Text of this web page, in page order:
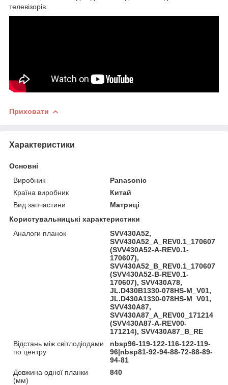
телевізорів.
Приховати
Характеристики
Основні
Виробник
Panasonic
Країна виробник
Китай
Вид запчастини
Матриці
Користувальницькі характеристики
Аналоги планок
SVV430A52,
SVV430A52_A_REV0.1_170607
(SVV430A52-A-REV0.1-
170607),
SVV430A52_B_REV0.1_170607
(SVV430A52-B-REV0.1-
170607), SVV430A78,
JL.D430B1330-078HS-M_V01,
JL.D430A1330-078HS-M_V01,
SVV430A87,
SVV430A87_A_REV00_171214
(SVV430A87-A-REV00-
171214), SVV430A87_B_RE
Відстань між світлодіодами
по центру
nbsp96-119-122-116-122-119-
96|nbsp81-92-94-88-72-88-89-
94-81
Довжина одної планки
(мм)
840